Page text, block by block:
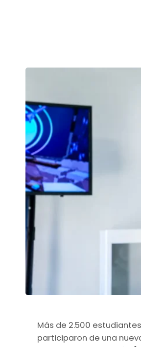
Más de 2.500
participaron de una